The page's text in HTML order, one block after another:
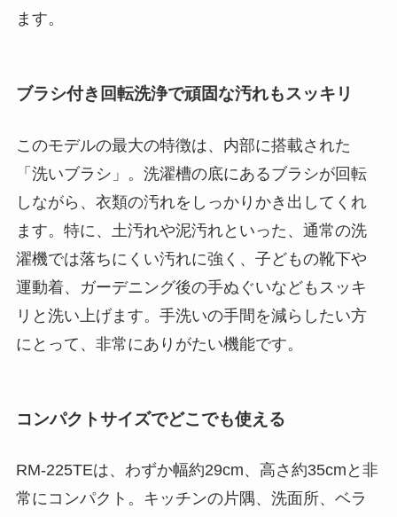
ます。
ブラシ付き回転洗浄で頑固な汚れもスッキリ
このモデルの最大の特徴は、内部に搭載された
「洗いブラシ」。洗濯槽の底にあるブラシが回転
しながら、衣類の汚れをしっかりかき出してくれ
ます。特に、土汚れや泥汚れといった、通常の洗
濯機では落ちにくい汚れに強く、子どもの靴下や
運動着、ガーデニング後の手ぬぐいなどもスッキ
リと洗い上げます。手洗いの手間を減らしたい方
にとって、非常にありがたい機能です。
コンパクトサイズでどこでも使える
RM-225TEは、わずか幅約29cm、高さ約35cmと非
常にコンパクト。キッチンの片隅、洗面所、ベラ